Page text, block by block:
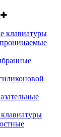
клавиатуры